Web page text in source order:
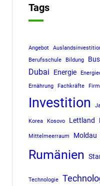
Tags
Angebot
Berufsschule
Bildung
Dubai Energie
Ernährung Fachkräfte
Investition
Korea Kosovo Lettland
Mittelmeerraum Moldau
Rumänien
Technologie